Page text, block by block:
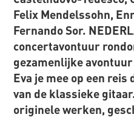
Felix Mendelssohn,
Fernando Sor.
concertavontuur
gezamenlijke
Eva je mee op een
van de klassieke
originele werken,